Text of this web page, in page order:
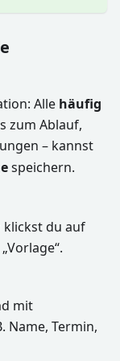
Alle häufig
zum Ablauf,
– kannst
speichern.
du auf
mit
Name, Termin,